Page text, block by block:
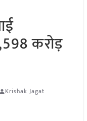
करोड़
Krishak Jagat